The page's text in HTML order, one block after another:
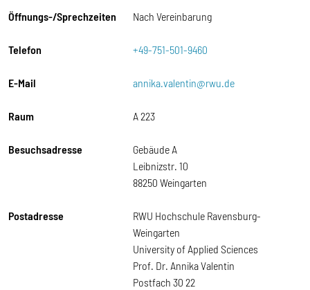
Öffnungs-/Sprechzeiten Nach Vereinbarung
Telefon +49-751-501-9460
E-Mail annika.valentin@rwu.de
Raum A 223
Besuchsadresse
Gebäude A
Leibnizstr. 10
88250 Weingarten
Postadresse
RWU Hochschule Ravensburg-
Weingarten
University of Applied Sciences
Prof. Dr. Annika Valentin
Postfach 30 22